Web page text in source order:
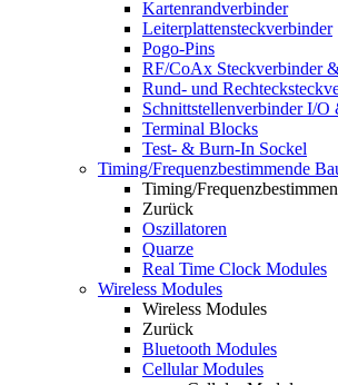
Kartenrandverbinder
Leiterplattensteckverbinder
Pogo-Pins
RF/CoAx Steckverbinder
Rund- und
Schnittstellenverbinder I/O
Terminal Blocks
Test- & Burn-In Sockel
Timing/Frequenzbestimmende
Timing/
Zurück
Oszillatoren
Quarze
Real Time Clock Modules
Wireless Modules
Wireless Modules
Zurück
Bluetooth Modules
Cellular Modules